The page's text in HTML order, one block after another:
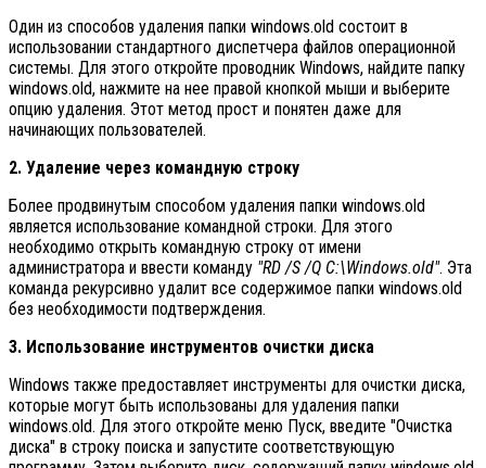
Один из способов удаления папки windows.old состоит в
использовании стандартного диспетчера файлов операционной
системы. Для этого откройте проводник Windows, найдите папку
windows.old, нажмите на нее правой кнопкой мыши и выберите
опцию удаления. Этот метод прост и понятен даже для
начинающих пользователей.
2. Удаление через командную строку
Более продвинутым способом удаления папки windows.old
является использование командной строки. Для этого
необходимо открыть командную строку от имени
администратора и ввести команду "RD /S /Q C:\Windows.old". Эта
команда рекурсивно удалит все содержимое папки windows.old
без необходимости подтверждения.
3. Использование инструментов очистки диска
Windows также предоставляет инструменты для очистки диска,
которые могут быть использованы для удаления папки
windows.old. Для этого откройте меню Пуск, введите "Очистка
диска" в строку поиска и запустите соответствующую